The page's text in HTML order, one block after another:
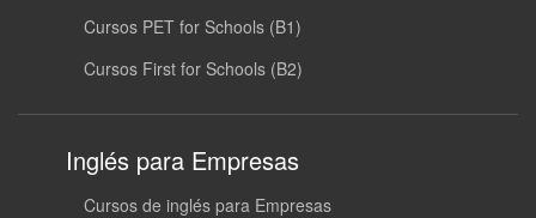
Cursos PET for Schools (B1)
Cursos First for Schools (B2)
Inglés para Empresas
Cursos de inglés para Empresas